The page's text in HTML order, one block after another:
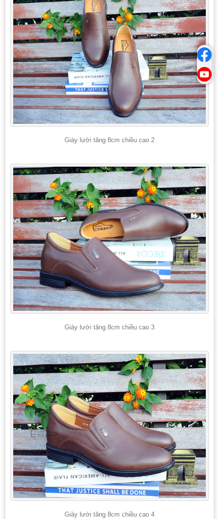
Giày lười tăng 8cm chiều cao 2
Giày lười tăng 8cm chiều cao 3
Giày lười tăng 8cm chiều cao 4